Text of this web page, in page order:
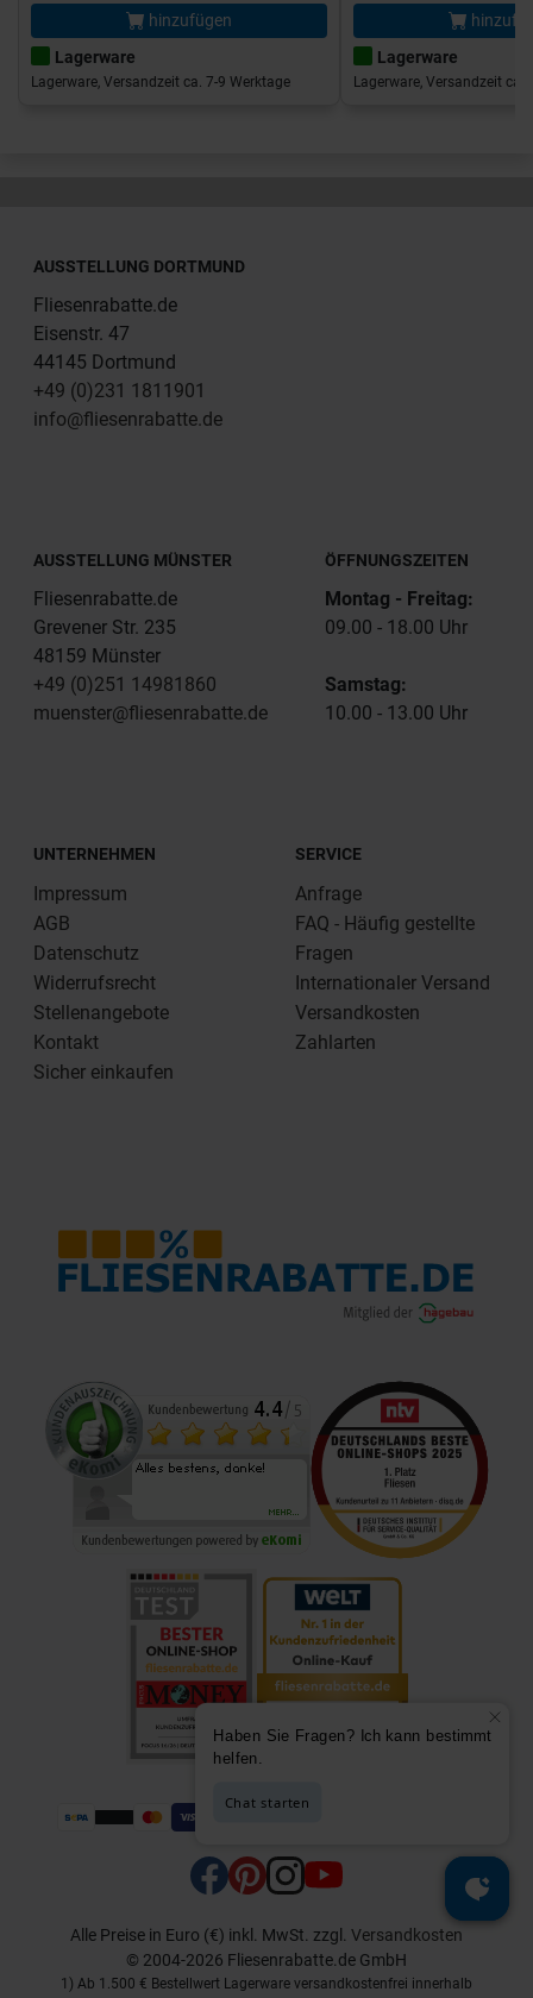
hinzufügen
Lagerware
Lagerware, Versandzeit ca. 7-9 Werktage
Lagerware
Lagerware, Versandzeit ca.
AUSSTELLUNG DORTMUND
Fliesenrabatte.de
Eisenstr. 47
44145 Dortmund
+49 (0)231 1811901
info@fliesenrabatte.de
AUSSTELLUNG MÜNSTER
Fliesenrabatte.de
Grevener Str. 235
48159 Münster
+49 (0)251 14981860
muenster@fliesenrabatte.de
ÖFFNUNGSZEITEN
Montag - Freitag:
09.00 - 18.00 Uhr
Samstag:
10.00 - 13.00 Uhr
UNTERNEHMEN
Impressum
AGB
Datenschutz
Widerrufsrecht
Stellenangebote
Kontakt
Sicher einkaufen
SERVICE
Anfrage
FAQ - Häufig gestellte
Fragen
Internationaler Versand
Versandkosten
Zahlarten
Alle Preise in Euro (€) inkl. MwSt. zzgl. Versandkosten
© 2004-2026 Fliesenrabatte.de GmbH
1) Ab 1.500 € Bestellwert Lagerware versandkostenfrei innerhalb